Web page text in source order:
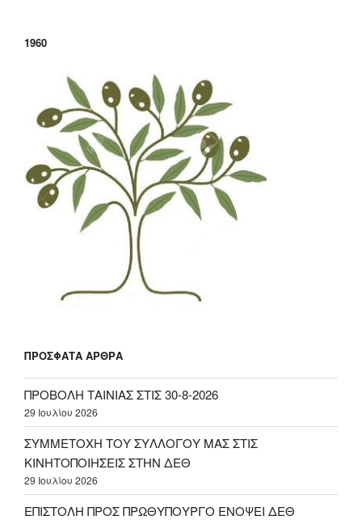
1960
ΠΡΌΣΦΑΤΑ ΆΡΘΡΑ
ΠΡΟΒΟΛΗ ΤΑΙΝΙΑΣ ΣΤΙΣ 30-8-2026
29 Ιουλίου 2026
ΣΥΜΜΕΤΟΧΗ ΤΟΥ ΣΥΛΛΟΓΟΥ ΜΑΣ ΣΤΙΣ
ΚΙΝΗΤΟΠΟΙΗΣΕΙΣ ΣΤΗΝ ΔΕΘ
29 Ιουλίου 2026
ΕΠΙΣΤΟΛΗ ΠΡΟΣ ΠΡΩΘΥΠΟΥΡΓΟ ΕΝΟΨΕΙ ΔΕΘ